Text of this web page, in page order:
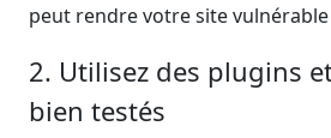
peut rendre votre site vulnérable
2. Utilisez des plugins
bien testés